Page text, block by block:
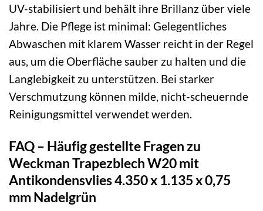
UV-stabilisiert und behält ihre Brillanz über viele
Jahre. Die Pflege ist minimal: Gelegentliches
Abwaschen mit klarem Wasser reicht in der Regel
aus, um die Oberfläche sauber zu halten und die
Langlebigkeit zu unterstützen. Bei starker
Verschmutzung können milde, nicht-scheuernde
Reinigungsmittel verwendet werden.
FAQ – Häufig gestellte Fragen zu
Weckman Trapezblech W20 mit
Antikondensvlies 4.350 x 1.135 x 0,75
mm Nadelgrün